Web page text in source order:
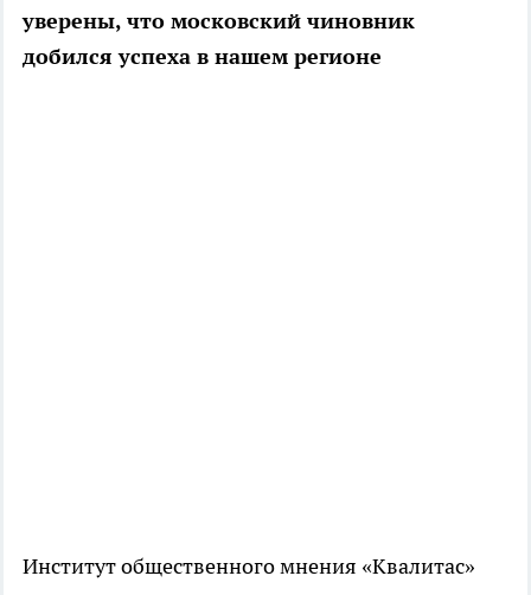
уверены, что московский чиновник
добился успеха в нашем регионе
Институт общественного мнения «Квалитас»